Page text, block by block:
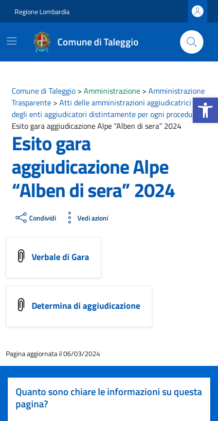
Apri la
Regione Lombardia
Comune di Taleggio
Comune di Taleggio > Amministrazione > Amministrazione
Trasparente > Atti delle amministrazioni aggiudicatrici e
degli enti aggiudicatori distintamente per ogni procedura
>
Esito gara aggiudicazione Alpe “Alben di sera” 2024
Esito gara
aggiudicazione Alpe
“Alben di sera” 2024
Condividi Vedi azioni
Verbale di Gara
Determina di aggiudicazione
Pagina aggiornata il 06/03/2024
Quanto sono chiare le informazioni su questa
pagina?